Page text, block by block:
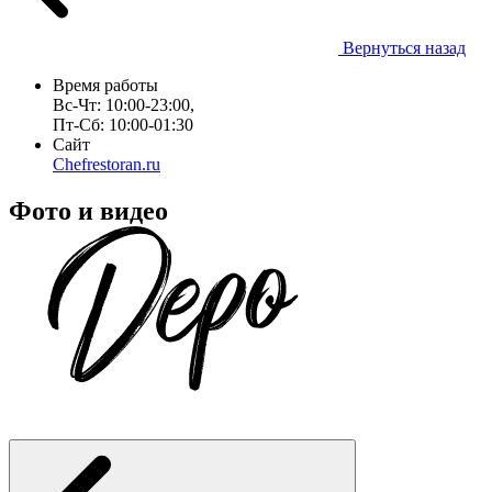
Вернуться назад
Время работы
Вс-Чт: 10:00-23:00,
Пт-Сб: 10:00-01:30
Сайт
Chefrestoran.ru
Фото и видео